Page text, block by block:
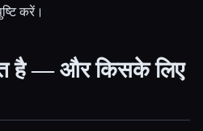
करें।
है — और किसके लिए